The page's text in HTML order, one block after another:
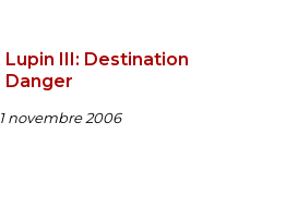
Lupin III: Destination
Danger
1 novembre 2006